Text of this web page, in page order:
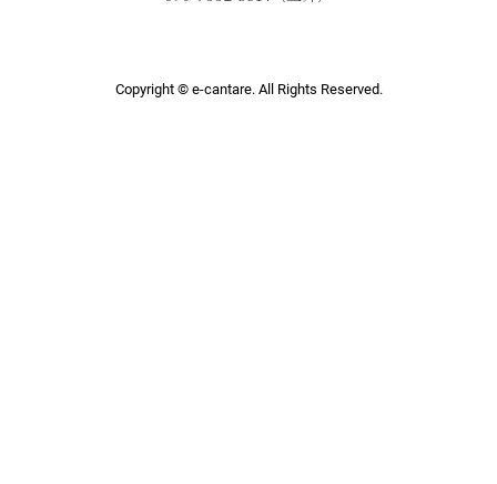
Copyright © e-cantare. All Rights Reserved.